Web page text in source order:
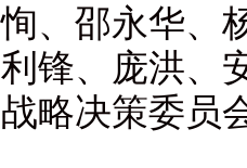
恂、邵永华、
利锋、庞洪、
战略决策委员